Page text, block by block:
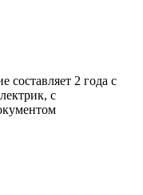
составляет 2 года с
с